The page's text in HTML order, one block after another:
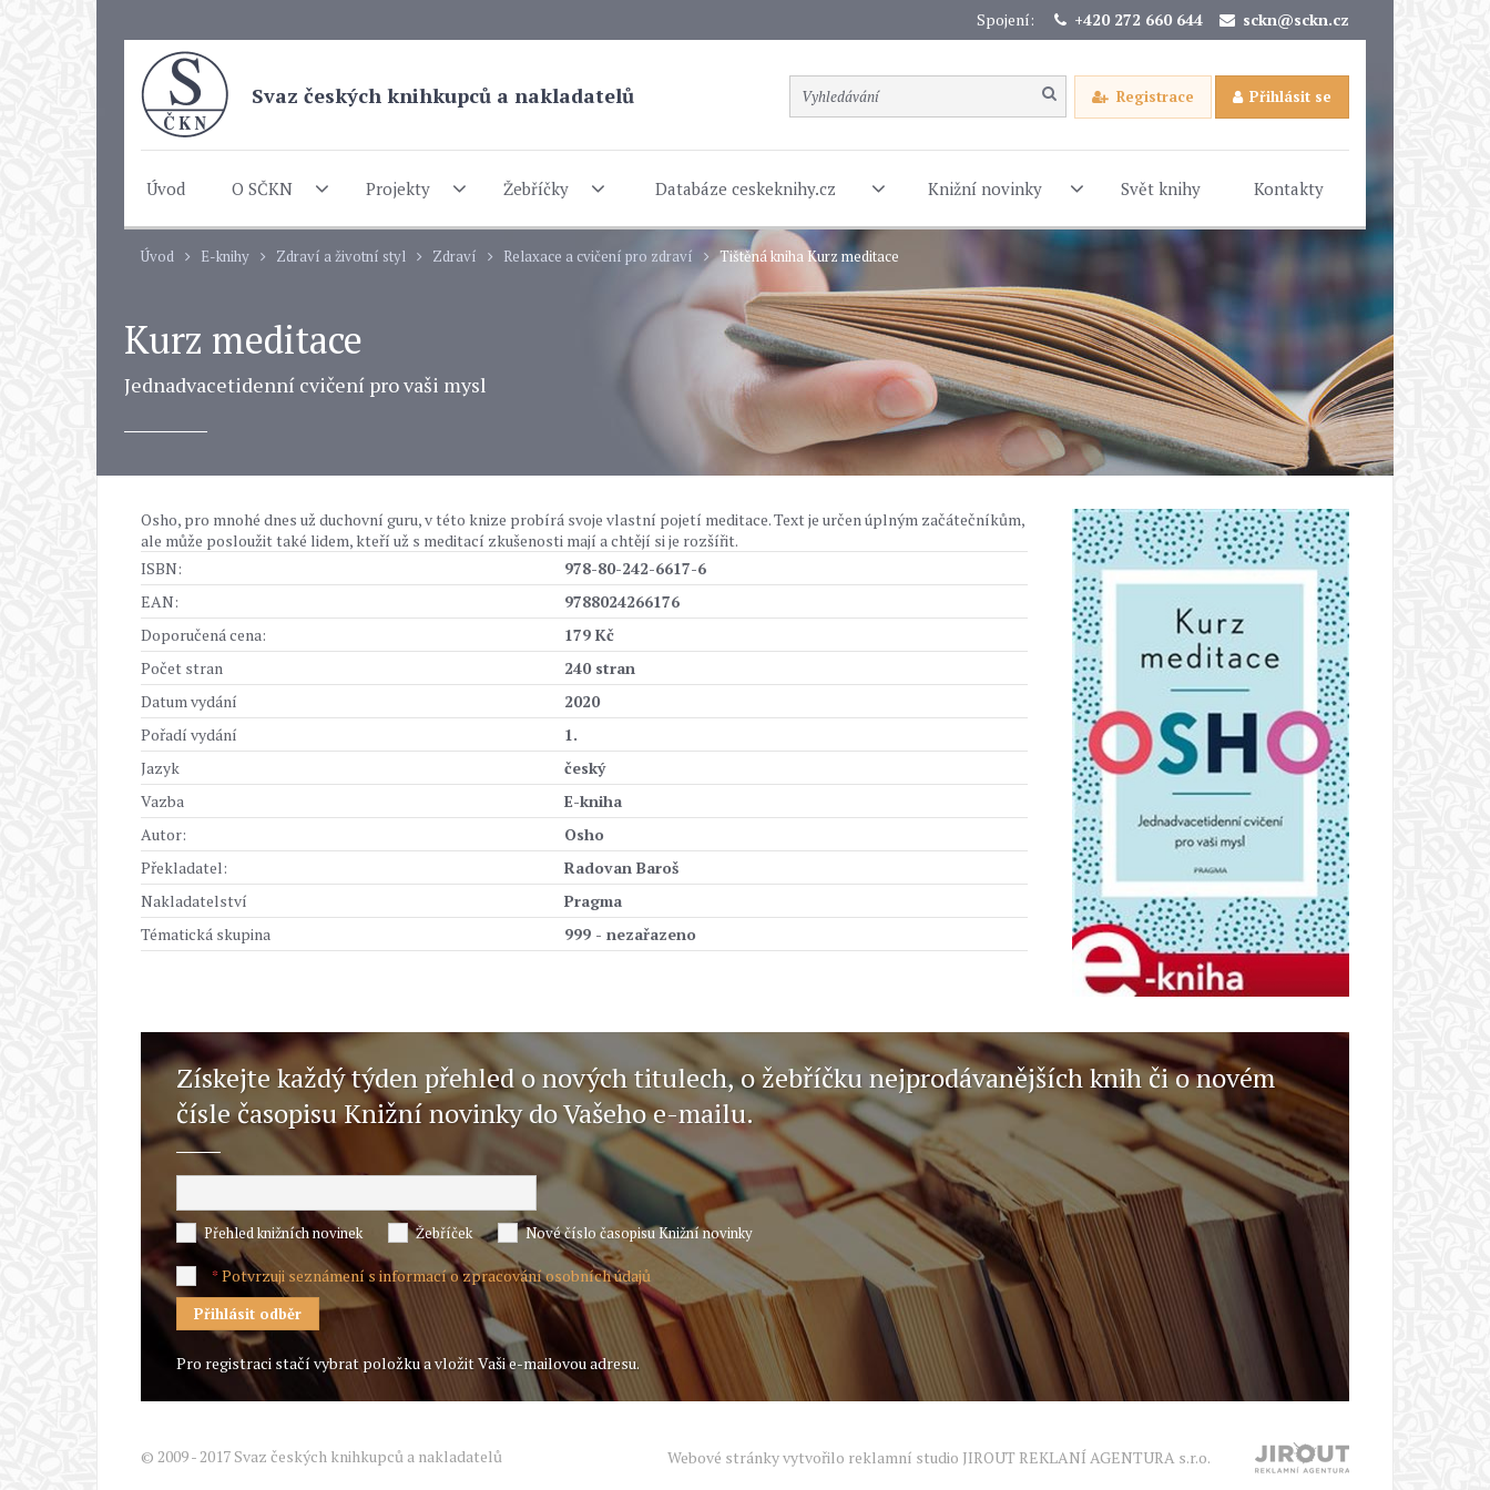
Spojení: +420 272 660 644 sckn@sckn.cz
Svaz českých knihkupců a nakladatelů Registrace Přihlásit se
Úvod O SČKN Projekty Žebříčky Databáze ceskeknihy.cz Knižní novinky Svět knihy Kontakty
Úvod E-knihy Zdraví a životní styl Zdraví Relaxace a cvičení pro zdraví Tištěná kniha Kurz meditace
Kurz meditace
Jednadvacetidenní cvičení pro vaši mysl
Osho, pro mnohé dnes už duchovní guru, v této knize probírá svoje vlastní pojetí meditace. Text je určen úplným začátečníkům,
ale může posloužit také lidem, kteří už s meditací zkušenosti mají a chtějí si je rozšířit.
ISBN:
978-80-242-6617-6
EAN:
9788024266176
Doporučená cena:
179 Kč
Počet stran
240 stran
Datum vydání
2020
Pořadí vydání
1.
Jazyk
český
Vazba
E-kniha
Autor:
Osho
Překladatel:
Radovan Baroš
Nakladatelství
Pragma
Tématická skupina
999 - nezařazeno
Získejte každý týden přehled o nových titulech, o žebříčku nejprodávanějších knih či o novém
čísle časopisu Knižní novinky do Vašeho e-mailu.
Přehled knižních novinek Žebříček Nové číslo časopisu Knižní novinky
*Potvrzuji seznámení s informací o zpracování osobních údajů
Pro registraci stačí vybrat položku a vložit Vaši e-mailovou adresu.
© 2009 - 2017 Svaz českých knihkupců a nakladatelů Webové stránky vytvořilo reklamní studio JIROUT REKLANÍ AGENTURA s.r.o.